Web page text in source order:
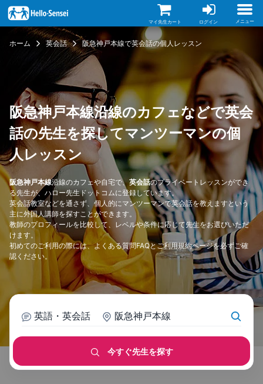
イ
ン
コ
マイ先生カート ログイン メニュー
ホーム 英会話 阪急神戸本線で英会話の個人レッスン
阪急神戸本線沿線のカフェなどで英会
話の先生を探してマンツーマンの個
人レッスン
阪急神戸本線沿線のカフェや自宅で、英会話のプライベートレッスンができ
る先生が、ハロー先生ドットコムに登録しています。
英会話教室などを通さず、個人的にマンツーマンで英会話を教えますという
主に外国人講師を探すことができます。
教師のプロフィールを比較して、レベルや条件に応じて先生をお選びいただ
けます。
初めてのご利用の際には、 よくある質問FAQとご利用規約ページを必ずご確
認ください。
英語・英会話 阪急神戸本線
今すぐ先生を探す